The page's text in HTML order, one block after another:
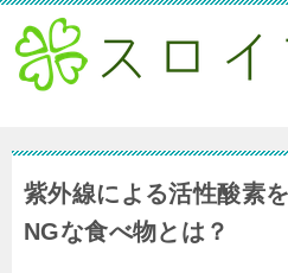
紫外線による活性酸素
NGな食べ物とは？